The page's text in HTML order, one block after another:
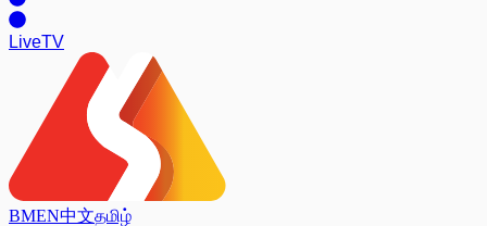
LiveTV
BMEN中文தமிழ்